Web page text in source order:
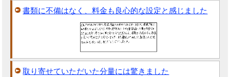
書類に不備はなく、料金も良心的な設定と感じました
取り寄せていただいた分量には驚きました